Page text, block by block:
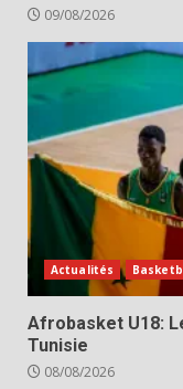
09/08/2026
Actualités
Afrobasket U18:
Tunisie
08/08/2026